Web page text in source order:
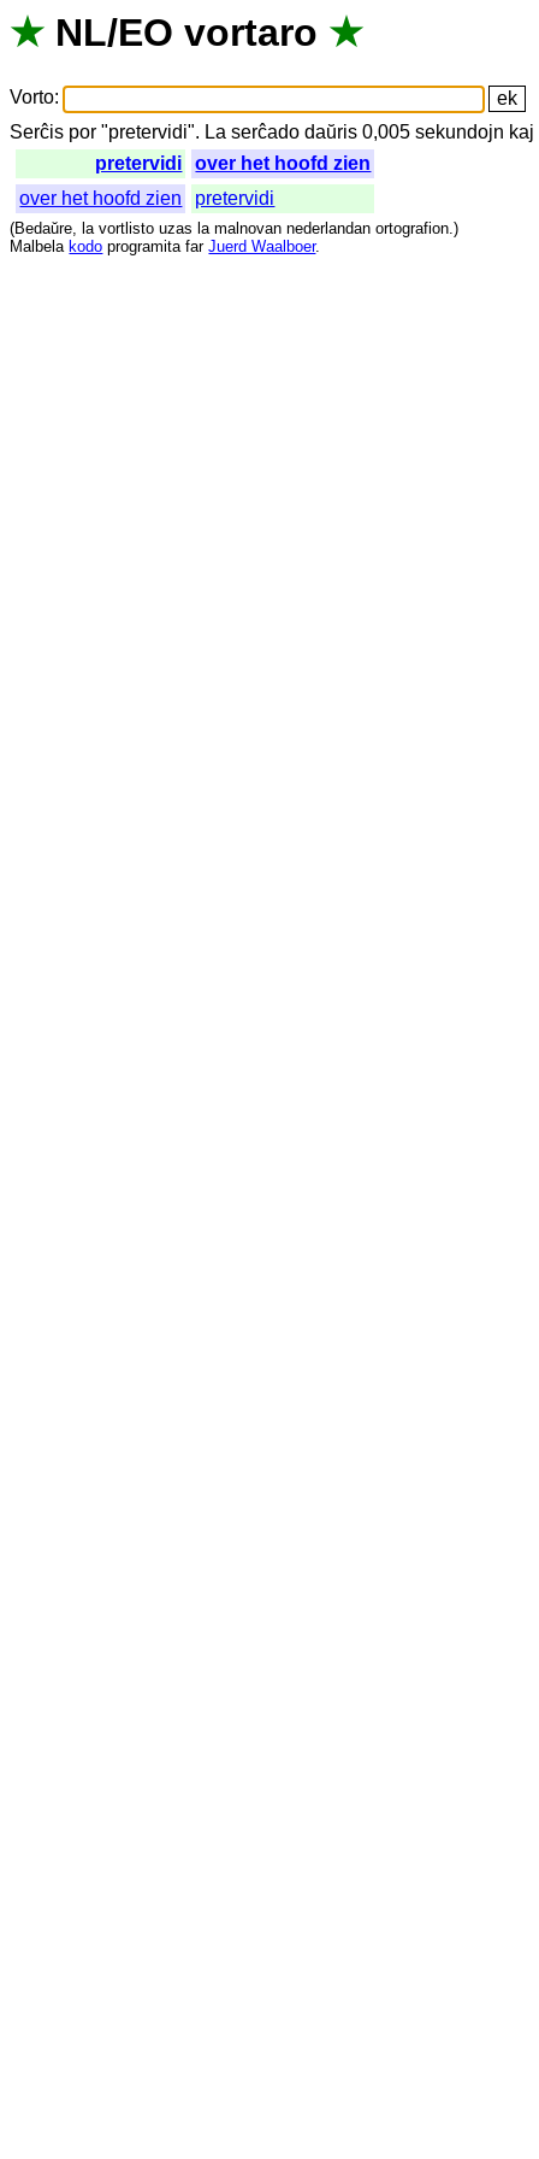
★ NL/EO vortaro ★
Vorto:
Serĉis por "pretervidi". La serĉado daŭris 0,005sekundojn kaj
pretervidi
over het hoofd zien
over het hoofd zien
pretervidi
(Bedaŭre, la vortlisto uzas la malnovan nederlandan ortografion.)
Malbela kodo programita far Juerd Waalboer.